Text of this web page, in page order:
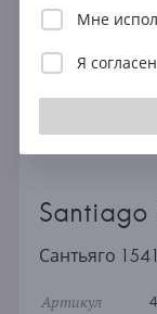
Santiago
Сантьяго
Артикул
Мне
Я